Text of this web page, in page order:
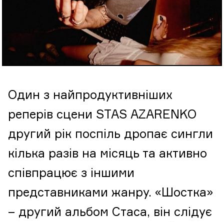
Один з найпродуктивніших
реперів сцени STAS AZARENKO
другий рік поспіль дропає сингли
кілька разів на місяць та активно
співпрацює з іншими
представниками жанру. «Шостка»
– другий альбом Стаса, він слідує